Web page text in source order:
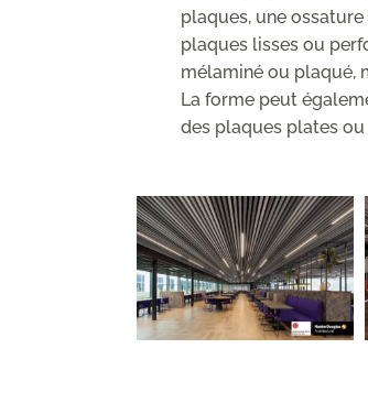
plaques, une
plaques lisses ou
mélaminé ou plaqué,
La forme peut
des plaques plates